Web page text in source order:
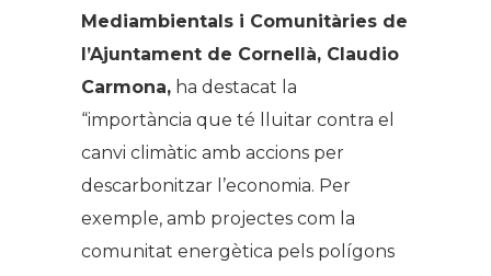
Mediambientals i Comunitàries de
l’Ajuntament de Cornellà, Claudio
Carmona, ha destacat la
“importància que té lluitar contra el
canvi climàtic amb accions per
descarbonitzar l’economia. Per
exemple, amb projectes com la
comunitat energètica pels polígons